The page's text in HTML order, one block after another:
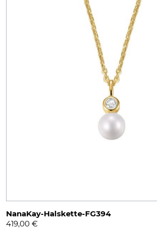
NanaKay-Halskette-FG394
419,00 €